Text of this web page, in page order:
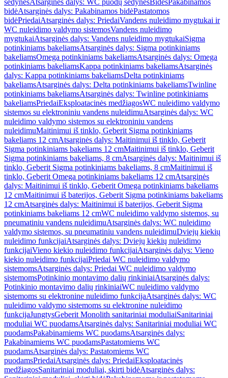
sėdynėsAtsarginės dalys: WC puodų sėdynėsBidėsPakabinamos
bidėAtsarginės dalys: Pakabinamos bidėPastatomos
bidėPriedaiAtsarginės dalys: PriedaiVandens nuleidimo mygtukai ir
WC nuleidimo valdymo sistemosVandens nuleidimo
mygtukaiAtsarginės dalys: Vandens nuleidimo mygtukaiSigma
potinkiniams bakeliamsAtsarginės dalys: Sigma potinkiniams
bakeliamsOmega potinkiniams bakeliamsAtsarginės dalys: Omega
potinkiniams bakeliamsKappa potinkiniams bakeliamsAtsarginės
dalys: Kappa potinkiniams bakeliamsDelta potinkiniams
bakeliamsAtsarginės dalys: Delta potinkiniams bakeliamsTwinline
potinkiniams bakeliamsAtsarginės dalys: Twinline potinkiniams
bakeliamsPriedaiEksploatacinės medžiagosWC nuleidimo valdymo
sistemos su elektroniniu vandens nuleidimuAtsarginės dalys: WC
nuleidimo valdymo sistemos su elektroniniu vandens
nuleidimuMaitinimui iš tinklo, Geberit Sigma potinkiniams
bakeliams 12 cmAtsarginės dalys: Maitinimui iš tinklo, Geberit
Sigma potinkiniams bakeliams 12 cmMaitinimui iš tinklo, Geberit
Sigma potinkiniams bakeliams, 8 cmAtsarginės dalys: Maitinimui iš
tinklo, Geberit Sigma potinkiniams bakeliams, 8 cmMaitinimui iš
tinklo, Geberit Omega potinkiniams bakeliams 12 cmAtsarginės
dalys: Maitinimui iš tinklo, Geberit Omega potinkiniams bakeliams
12 cmMaitinimui iš baterijos, Geberit Sigma potinkiniams bakeliams
12 cmAtsarginės dalys: Maitinimui iš baterijos, Geberit Sigma
potinkiniams bakeliams 12 cmWC nuleidimo valdymo sistemos, su
pneumatiniu vandens nuleidimuAtsarginės dalys: WC nuleidimo
valdymo sistemos, su pneumatiniu vandens nuleidimuDviejų kiekių
nuleidimo funkcijaiAtsarginės dalys: Dviejų kiekių nuleidimo
funkcijaiVieno kiekio nuleidimo funkcijaiAtsarginės dalys: Vieno
kiekio nuleidimo funkcijaiPriedai WC nuleidimo valdymo
sistemomsAtsarginės dalys: Priedai WC nuleidimo valdymo
sistemomsPotinkinio montavimo dalių rinkiniaiAtsarginės dalys:
Potinkinio montavimo dalių rinkiniaiWC nuleidimo valdymo
sistemoms su elektronine nuleidimo funkcijaAtsarginės dalys: WC
nuleidimo valdymo sistemoms su elektronine nuleidimo
funkcijaJungtysGeberit Monolith sanitariniai moduliaiSanitariniai
moduliai WC puodamsAtsarginės dalys: Sanitariniai moduliai WC
puodamsPakabinamiems WC puodamsAtsarginės dalys:
Pakabinamiems WC puodamsPastatomiems WC
puodamsAtsarginės dalys: Pastatomiems WC
puodamsPriedaiAtsarginės dalys: PriedaiEksploatacinės
medžiagosSanitariniai moduliai, skirti bidėAtsarginės dalys: